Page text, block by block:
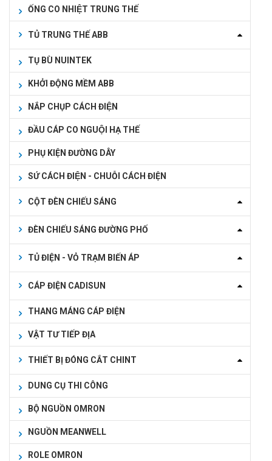
ỐNG CO NHIỆT TRUNG THẾ
TỦ TRUNG THẾ ABB
TỤ BÙ NUINTEK
KHỞI ĐỘNG MỀM ABB
NẮP CHỤP CÁCH ĐIỆN
ĐẦU CÁP CO NGUỘI HẠ THẾ
PHỤ KIỆN ĐƯỜNG DÂY
SỨ CÁCH ĐIỆN - CHUỖI CÁCH ĐIỆN
CỘT ĐÈN CHIẾU SÁNG
ĐÈN CHIẾU SÁNG ĐƯỜNG PHỐ
TỦ ĐIỆN - VỎ TRẠM BIẾN ÁP
CÁP ĐIỆN CADISUN
THANG MÁNG CÁP ĐIỆN
VẬT TƯ TIẾP ĐỊA
THIẾT BỊ ĐÓNG CẮT CHINT
DUNG CỤ THI CÔNG
BỘ NGUỒN OMRON
NGUỒN MEANWELL
ROLE OMRON